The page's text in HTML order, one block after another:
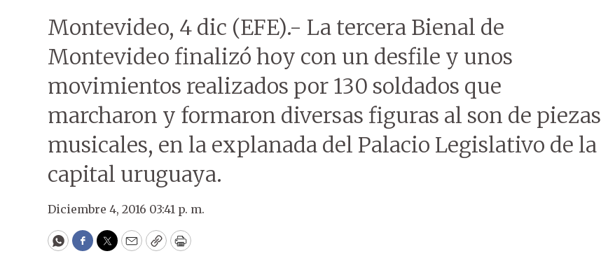
Montevideo, 4 dic (EFE).- La tercera Bienal de
Montevideo finalizó hoy con un desfile y unos
movimientos realizados por 130 soldados que
marcharon y formaron diversas figuras al son de piezas
musicales, en la explanada del Palacio Legislativo de la
capital uruguaya.
Diciembre 4, 2016 03:41 p. m.
WhatsApp
Facebook
Twitter
EmailCopyPrint